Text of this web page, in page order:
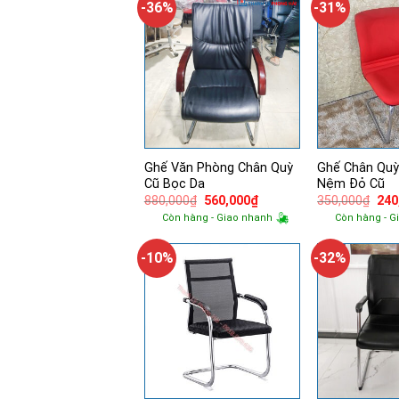
-36%
Ghế Văn Phòng Chân Quỳ
Cũ Bọc Da
880,000₫ Giá
gốc
là:
560,000₫Giá
hiện
tại
560,000₫.
Còn hàng - Giao nhanh
-31%
Ghế Chân
Nệm Đỏ Cũ
350,000₫ Giá
gốc
là:
Còn hàng -
-10% -32%